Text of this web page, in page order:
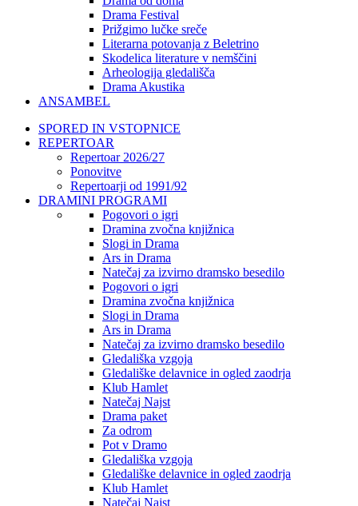
Drama Festival
Prižgimo lučke sreče
Literarna potovanja z Beletrino
Skodelica literature v nemščini
Arheologija gledališča
Drama Akustika
ANSAMBEL
SPORED IN VSTOPNICE
REPERTOAR
Repertoar 2026/27
Ponovitve
Repertoarji od 1991/92
DRAMINI PROGRAMI
Pogovori o igri
Dramina zvočna knjižnica
Slogi in Drama
Ars in Drama
Natečaj za izvirno dramsko besedilo
Pogovori o igri
Dramina zvočna knjižnica
Slogi in Drama
Ars in Drama
Natečaj za izvirno dramsko besedilo
Gledališka vzgoja
Gledališke delavnice in ogled zaodrja
Klub Hamlet
Natečaj Najst
Drama paket
Za odrom
Pot v Dramo
Gledališka vzgoja
Gledališke delavnice in ogled zaodrja
Klub Hamlet
Natečaj Najst